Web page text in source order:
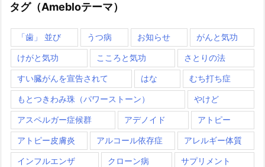
タグ（Amebloテーマ）
「歯」 並び うつ病 お知らせ がんと気功
けがと気功 こころと気功 さとりの法
すい臓がんを宣告されて はな むち打ち症
もとつきわみ珠（パワーストーン） やけど
アスペルガー症候群 アデノイド アトピー
アトピー皮膚炎 アルコール依存症 アレルギー体質
インフルエンザ クローン病 サプリメント